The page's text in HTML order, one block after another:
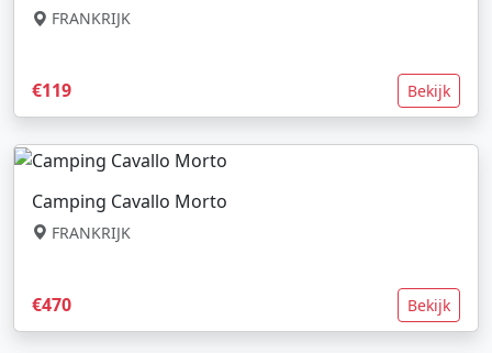
FRANKRIJK
€119 Bekijk
Camping Cavallo Morto
FRANKRIJK
€470 Bekijk